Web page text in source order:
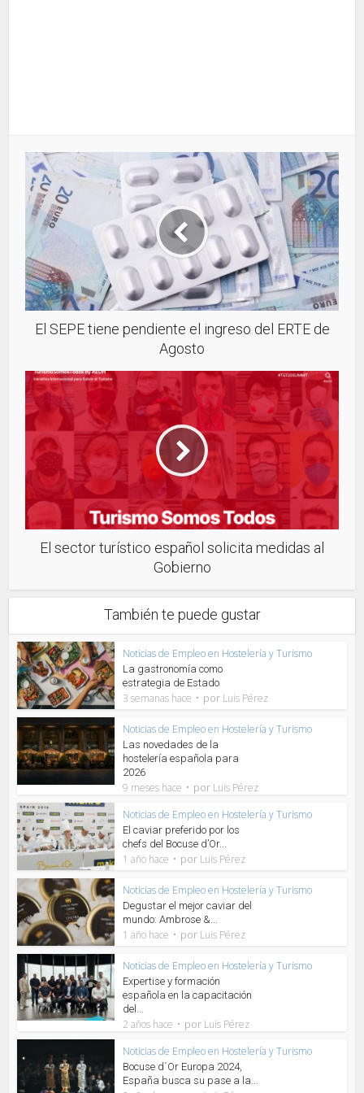
El SEPE tiene pendiente el ingreso del ERTE de
Agosto
El sector turístico español solicita medidas al
Gobierno
También te puede gustar
Noticias de Empleo en Hostelería y Turismo
La gastronomía como
estrategia de Estado
3 semanas hace por Luis Pérez
Noticias de Empleo en Hostelería y Turismo
Las novedades de la
hostelería española para
2026
9 meses hace por Luis Pérez
Noticias de Empleo en Hostelería y Turismo
El caviar preferido por los
chefs del Bocuse d’Or...
1 año hace por Luis Pérez
Noticias de Empleo en Hostelería y Turismo
Degustar el mejor caviar del
mundo: Ambrose &...
1 año hace por Luis Pérez
Noticias de Empleo en Hostelería y Turismo
Expertise y formación
española en la capacitación
del...
2 años hace por Luis Pérez
Noticias de Empleo en Hostelería y Turismo
Bocuse d´Or Europa 2024,
España busca su pase a la...